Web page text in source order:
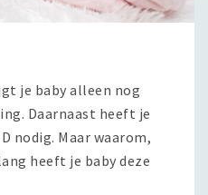
je baby alleen nog
Daarnaast heeft je
nodig. Maar waarom,
heeft je baby deze